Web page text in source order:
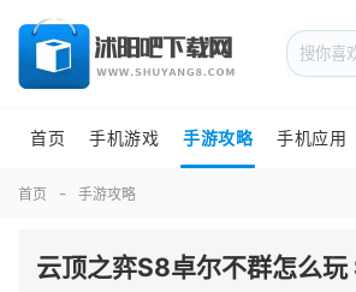
首页 手机游戏 手游攻略 手机应用
首页 手游攻略
云顶之弈S8卓尔不群怎么